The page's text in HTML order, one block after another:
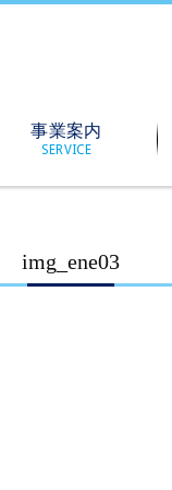
事業案内
SERVICE
img_ene03